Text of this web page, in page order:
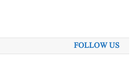
FOLLOW US